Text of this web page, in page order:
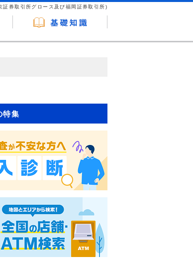
証券取引所グロース及び福岡証券取引所)
特集